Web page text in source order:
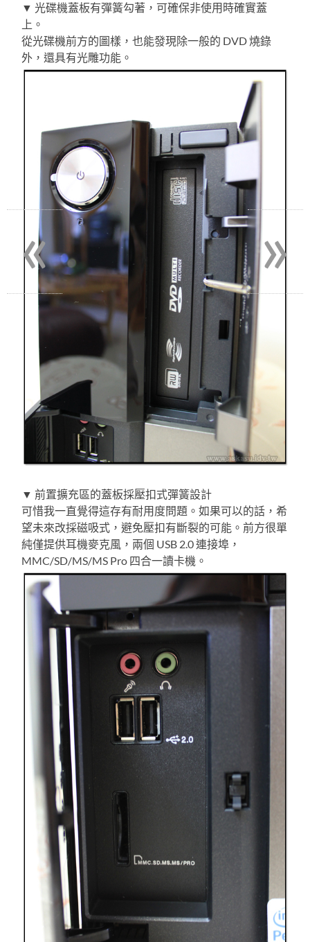
▼ 光碟機蓋板有彈簧勾著，可確保非使用時確實蓋
上。
從光碟機前方的圖樣，也能發現除一般的 DVD 燒錄
外，還具有光雕功能。
▼ 前置擴充區的蓋板採壓扣式彈簧設計
可惜我一直覺得這存有耐用度問題。如果可以的話，希
望未來改採磁吸式，避免壓扣有斷裂的可能。前方很單
純僅提供耳機麥克風，兩個 USB 2.0 連接埠，
MMC/SD/MS/MS Pro 四合一讀卡機。
»
«